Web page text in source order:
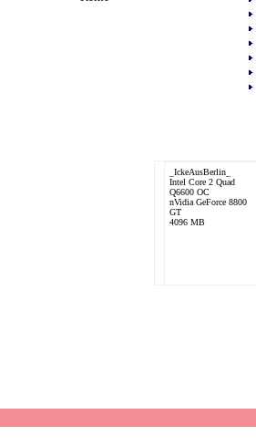
_IckeAusBerlin_
Intel Core 2 Quad
Q6600 OC
nVidia GeForce 8800
GT
4096 MB